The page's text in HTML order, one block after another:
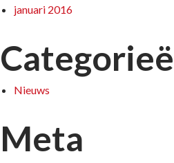
januari 2016
Nieuws
Meta